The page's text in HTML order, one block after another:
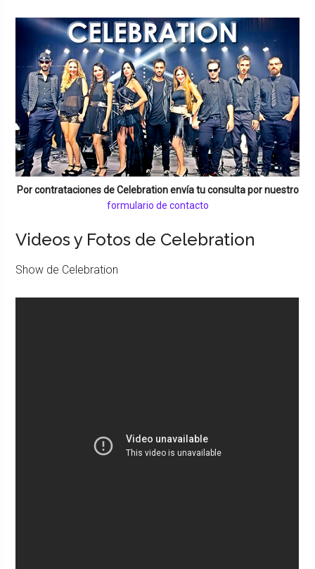
Por contrataciones deCelebrationenvía tu consulta por nuestro
formulario de contacto
Videos y Fotos de Celebration
Show de Celebration